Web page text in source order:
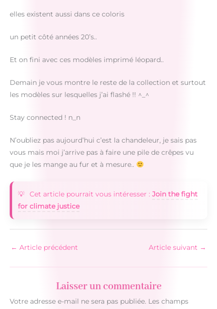
elles existent aussi dans ce coloris
un petit côté années 20’s..
Et on fini avec ces modèles imprimé léopard..
Demain je vous montre le reste de la collection et surtout
les modèles sur lesquelles j’ai flashé !! ^_^
Stay connected ! n_n
N’oubliez pas aujourd’hui c’est la chandeleur, je sais pas
vous mais moi j’arrive pas à faire une pile de crêpes vu
que je les mange au fur et à mesure..
Cet article pourrait vous intéresser : Join the fight
for climate justice
← Article précédent Article suivant →
Laisser un commentaire
Votre adresse e-mail ne sera pas publiée. Les champs